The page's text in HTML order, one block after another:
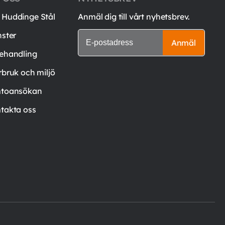
Stål
och miljö
oss
Anmäl dig till vårt nyhetsbrev.
Anmäl